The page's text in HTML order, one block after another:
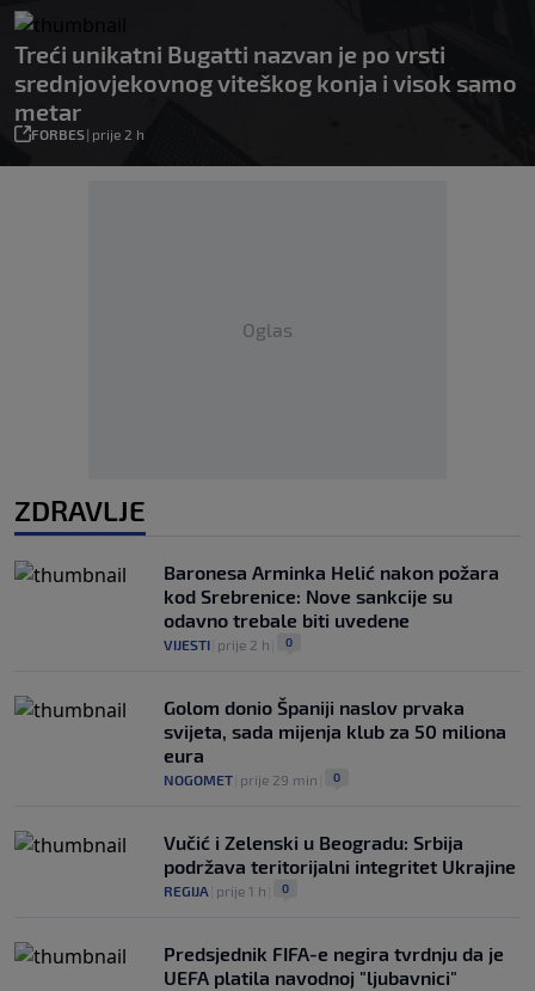
Treći unikatni Bugatti nazvan je po vrsti
srednjovjekovnog viteškog konja i visok samo
metar
FORBES| prije 2 h
Oglas
ZDRAVLJE
Baronesa Arminka Helić nakon požara
kod Srebrenice: Nove sankcije su
odavno trebale biti uvedene
VIJESTI prije 2 h 0
Golom donio Španiji naslov prvaka
svijeta, sada mijenja klub za 50 miliona
eura
NOGOMET prije 29 min 0
Vučić i Zelenski u Beogradu: Srbija
podržava teritorijalni integritet Ukrajine
REGIJA prije 1 h 0
Predsjednik FIFA-e negira tvrdnju da je
UEFA platila navodnoj "ljubavnici"